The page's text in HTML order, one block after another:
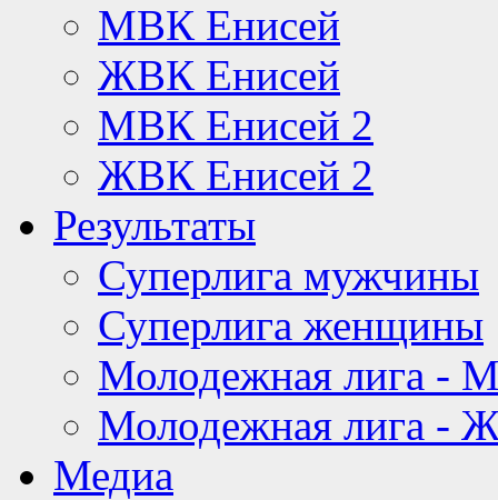
МВК Енисей
ЖВК Енисей
МВК Енисей 2
ЖВК Енисей 2
Результаты
Суперлига мужчины
Суперлига женщины
Молодежная лига -
Молодежная лига -
Медиа